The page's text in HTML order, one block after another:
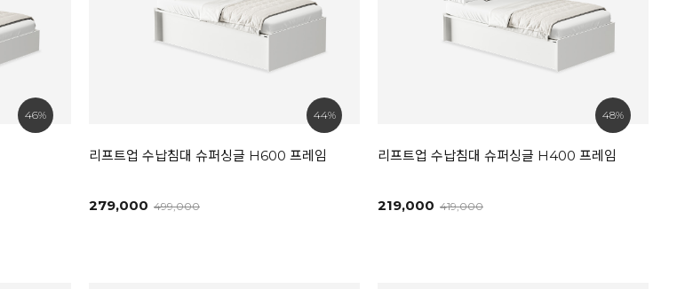
46% 44%
리프트업 수납침대 슈퍼싱글 H600 프레임
279,000 499,000
48%
리프트업 수납침대 슈퍼싱글 H400 프레임
219,000 419,000